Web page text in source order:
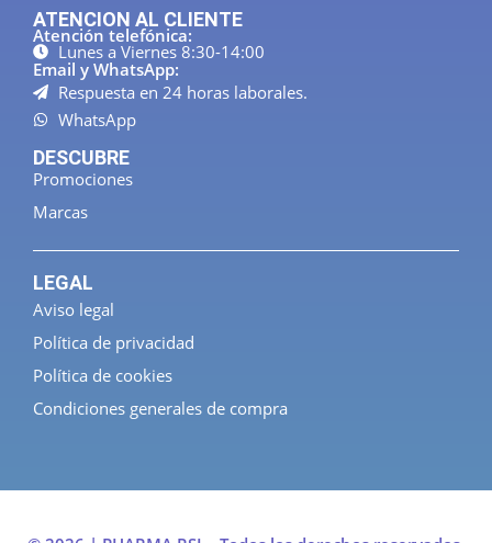
ATENCION AL CLIENTE
Atención telefónica:
Lunes a Viernes 8:30-14:00
Email y WhatsApp:
Respuesta en 24 horas laborales.
WhatsApp
DESCUBRE
Promociones
Marcas
LEGAL
Aviso legal
Política de privacidad
Política de cookies
Condiciones generales de compra